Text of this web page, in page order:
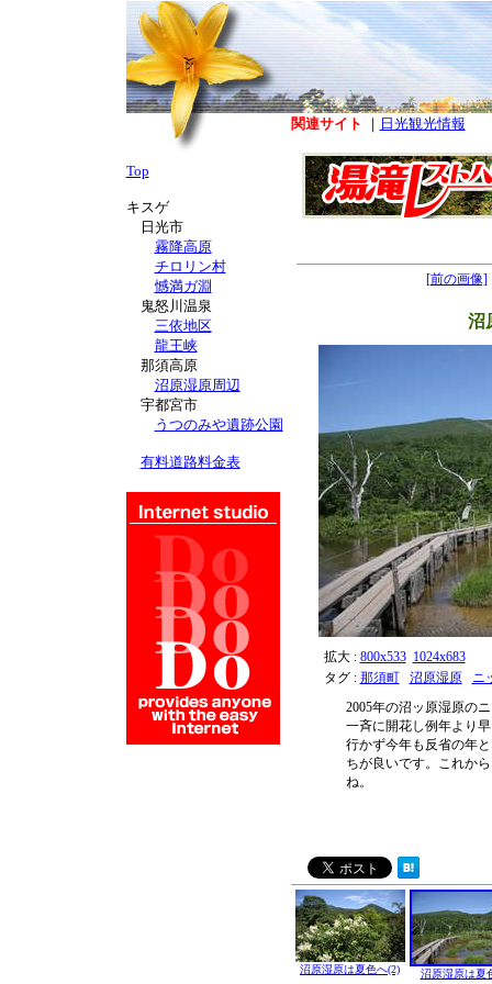
関連サイト ｜ 日光観光情報
[前の画像]
沼
拡大 : 800x533 1024x683
タグ : 那須町 沼原湿原
ニ
2005年の沼ッ原湿原の
一斉に開花し例年より
行かず今年も反省の年
ちが良いです。これか
ね。
沼原湿原は夏色へ(2) 沼原湿原は夏
Top
キスゲ
日光市
霧降高原
チロリン村
憾満ガ淵
鬼怒川温泉
三依地区
龍王峡
那須高原
沼原湿原周辺
宇都宮市
うつのみや遺跡公園
有料道路料金表